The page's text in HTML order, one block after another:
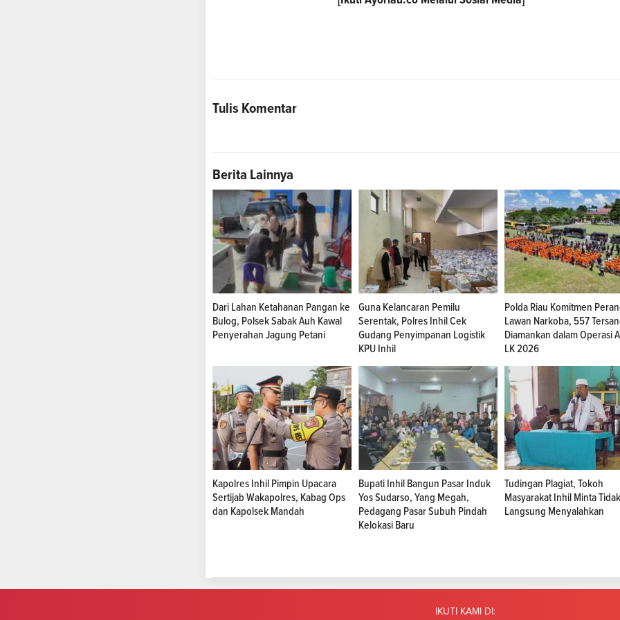
Tulis Komentar
Berita Lainnya
Dari Lahan Ketahanan Pangan ke
Bulog, Polsek Sabak Auh Kawal
Penyerahan Jagung Petani
Guna Kelancaran Pemilu
Serentak, Polres Inhil Cek
Gudang Penyimpanan Logistik
KPU Inhil
Polda Riau Komitmen
Lawan Narkoba, 557
Diamankan dalam Operasi
LK 2026
Kapolres Inhil Pimpin Upacara
Sertijab Wakapolres, Kabag Ops
dan Kapolsek Mandah
Bupati Inhil Bangun Pasar Induk
Yos Sudarso, Yang Megah,
Pedagang Pasar Subuh Pindah
Kelokasi Baru
Tudingan Plagiat, Tokoh
Masyarakat Inhil Minta Tidak
Langsung Menyalahkan
IKUTI KAMI DI: